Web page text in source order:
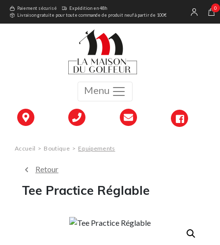
Menu
Paiement sécurisé
Expédition en 48h
Livraison gratuite pour toute commande de produit neuf à partir de 100€
0
Accueil > Boutique > Equipements
Retour
Tee Practice Réglable